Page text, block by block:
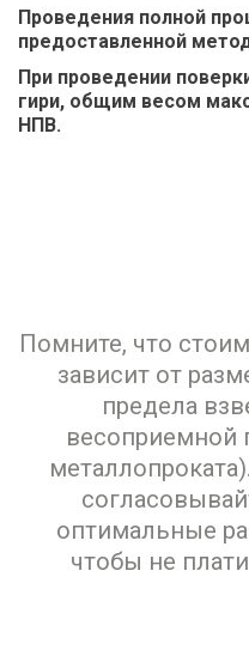
Проведения полной
предоставленной
При проведении
гири, общим весом
НПВ.
Помните, что
зависит от
предела
весоприемной
оптимальные
чтобы не